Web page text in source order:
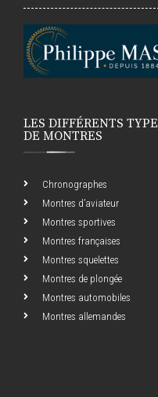
LES DIFFÉRENTS TYPE
DE MONTRES
Chronographes
Montres d’aviateur
Montres sportives
Montres françaises
Montres squelettes
Montres de plongée
Montres automobiles
Montres allemandes